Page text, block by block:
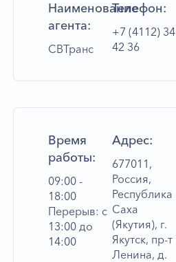
Наименование
агента:
СВТранс
Телефон:
+7 (4112) 34
42 36
Время
работы:
09:00 -
18:00
Перерыв: с
13:00 до
14:00
Адрес:
677011,
Россия,
Республика
Саха
(Якутия), г.
Якутск, пр-т
Ленина, д.